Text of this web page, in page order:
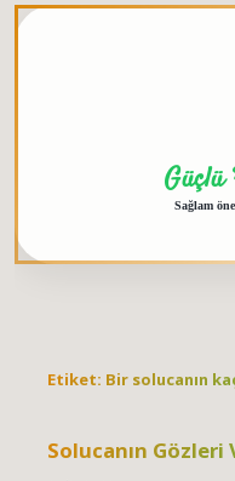
Sağlam
Etiket: Bir solucanın
Solucanın Gözleri